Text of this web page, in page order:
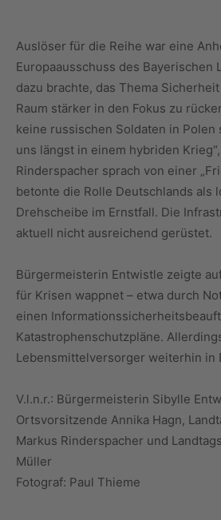
Auslöser für die Reihe war eine
Europaausschuss des Bayerischen
dazu brachte, das Thema
Raum stärker in den Fokus zu
keine russischen Soldaten in
uns längst in einem hybriden
Rinderspacher sprach von einer
betonte die Rolle Deutschlands als
Drehscheibe im Ernstfall. Die
aktuell nicht ausreichend gerüstet.
Bürgermeisterin Entwistle zeigte
für Krisen wappnet – etwa durch
einen
Katastrophenschutzpläne.
Lebensmittelversorger weiterhin in
V.l.n.r.: Bürgermeisterin Sibylle
Ortsvorsitzende Annika Hagn,
Markus Rinderspacher und
Müller
Fotograf: Paul Thieme